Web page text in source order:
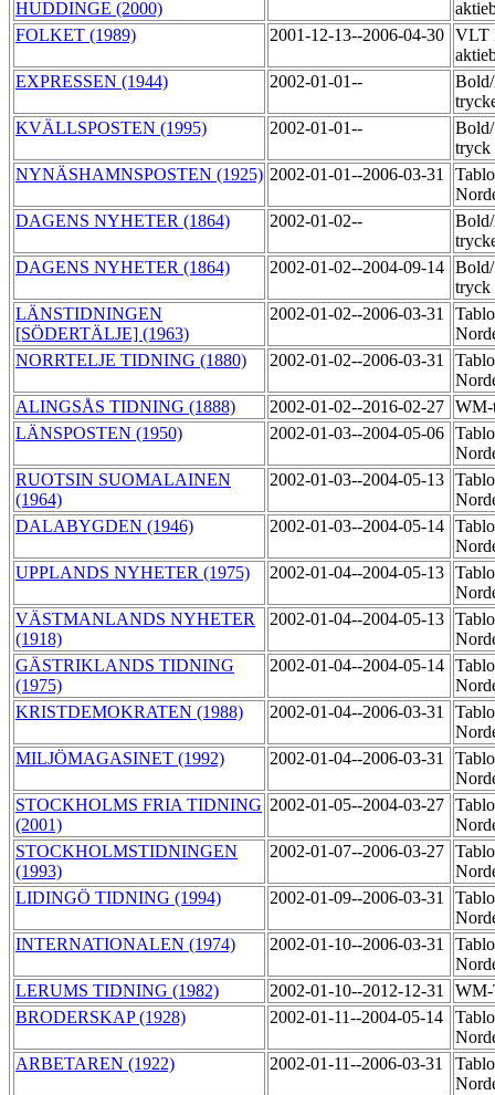
HUDDINGE (2000)
FOLKET (1989)
2001-12-13--2006-04-30 VLT
EXPRESSEN (1944)
2002-01-01--
KVÄLLSPOSTEN (1995)
2002-01-01--
Bold/
tryck
NYNÄSHAMNSPOSTEN (1925) 2002-01-01--2006-03-31
DAGENS NYHETER (1864)
2002-01-02--
DAGENS NYHETER (1864)
2002-01-02--2004-09-14 Bold/
tryck
LÄNSTIDNINGEN
[SÖDERTÄLJE] (1963)
2002-01-02--2006-03-31
NORRTELJE TIDNING (1880)
2002-01-02--2006-03-31
ALINGSÅS TIDNING (1888)
2002-01-02--2016-02-27
LÄNSPOSTEN (1950)
2002-01-03--2004-05-06
RUOTSIN SUOMALAINEN
(1964)
2002-01-03--2004-05-13
DALABYGDEN (1946)
2002-01-03--2004-05-14
UPPLANDS NYHETER (1975)
2002-01-04--2004-05-13
VÄSTMANLANDS NYHETER
(1918)
2002-01-04--2004-05-13
GÄSTRIKLANDS TIDNING
(1975)
2002-01-04--2004-05-14
KRISTDEMOKRATEN (1988)
2002-01-04--2006-03-31
MILJÖMAGASINET (1992)
2002-01-04--2006-03-31
STOCKHOLMS FRIA TIDNING
(2001)
2002-01-05--2004-03-27
STOCKHOLMSTIDNINGEN
(1993)
2002-01-07--2006-03-27
LIDINGÖ TIDNING (1994)
2002-01-09--2006-03-31
INTERNATIONALEN (1974)
2002-01-10--2006-03-31
LERUMS TIDNING (1982)
2002-01-10--2012-12-31
BRODERSKAP (1928)
2002-01-11--2004-05-14
ARBETAREN (1922)
2002-01-11--2006-03-31